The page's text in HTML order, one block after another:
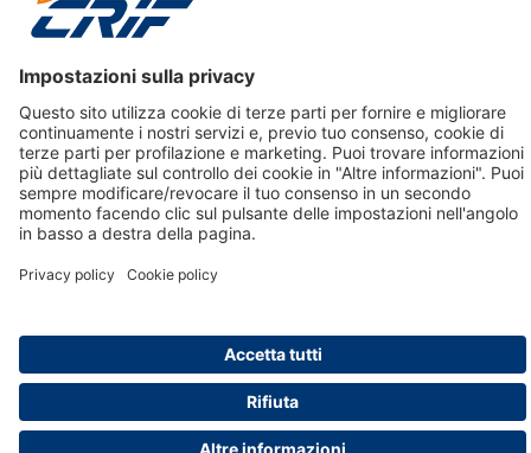
Informativa Dati Personali
CRIF Business Ethics
Informativa Privacy Relativa Al Sistema Di Informazioni
Creditizie
© 2026 CRIF S.p.A. Tutti i diritti riservati.
sottoscritto € 51.941.235,00 di cui versato € 51.806.190,00 |
CRIBIS Holding S.r.l., Società con unico socio
Società con Sistema di Gestione Certificato da DNV ISO 9001,
ISO 45001, ISO/IEC 27001, ISO14001